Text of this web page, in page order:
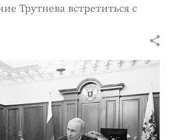
Трутнева встретиться с